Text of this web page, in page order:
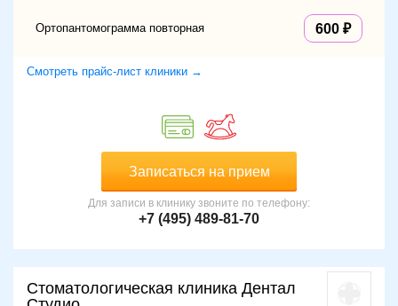
Ортопантомограмма повторная 600
Смотреть прайс-лист клиники →
Записаться на прием
Для записи в клинику звоните по телефону:
+7 (495) 489-81-70
Стоматологическая клиника Дентал